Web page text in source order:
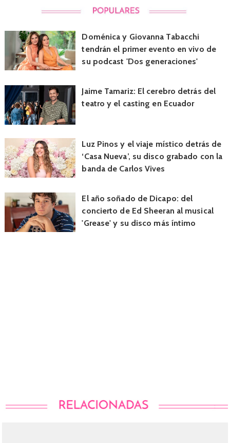
Doménica y Giovanna Tabacchi
tendrán el primer evento en vivo de
su podcast 'Dos generaciones'
Jaime Tamariz: El cerebro detrás del
teatro y el casting en Ecuador
Luz Pinos y el viaje místico detrás de
‘Casa Nueva’, su disco grabado con la
banda de Carlos Vives
El año soñado de Dicapo: del
concierto de Ed Sheeran al musical
'Grease' y su disco más íntimo